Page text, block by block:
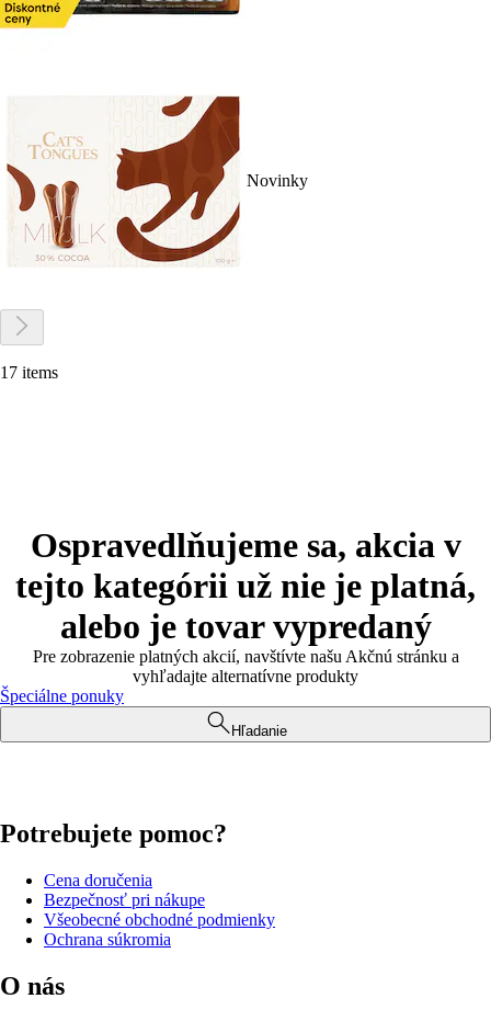
Novinky
17 items
Ospravedlňujeme sa, akcia v
tejto kategórii už nie je platná,
alebo je tovar vypredaný
Pre zobrazenie platných akcií, navštívte našu Akčnú stránku a
vyhľadajte alternatívne produkty
Špeciálne ponuky
Hľadanie
Potrebujete pomoc?
Cena doručenia
Bezpečnosť pri nákupe
Všeobecné obchodné podmienky
Ochrana súkromia
O nás